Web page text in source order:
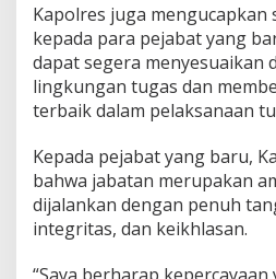
Kapolres juga mengucapkan
kepada para pejabat yang
dapat segera menyesuaikan
lingkungan tugas dan
terbaik dalam pelaksanaan
Kepada pejabat yang baru,
bahwa jabatan merupakan
dijalankan dengan penuh
integritas, dan keikhlasan.